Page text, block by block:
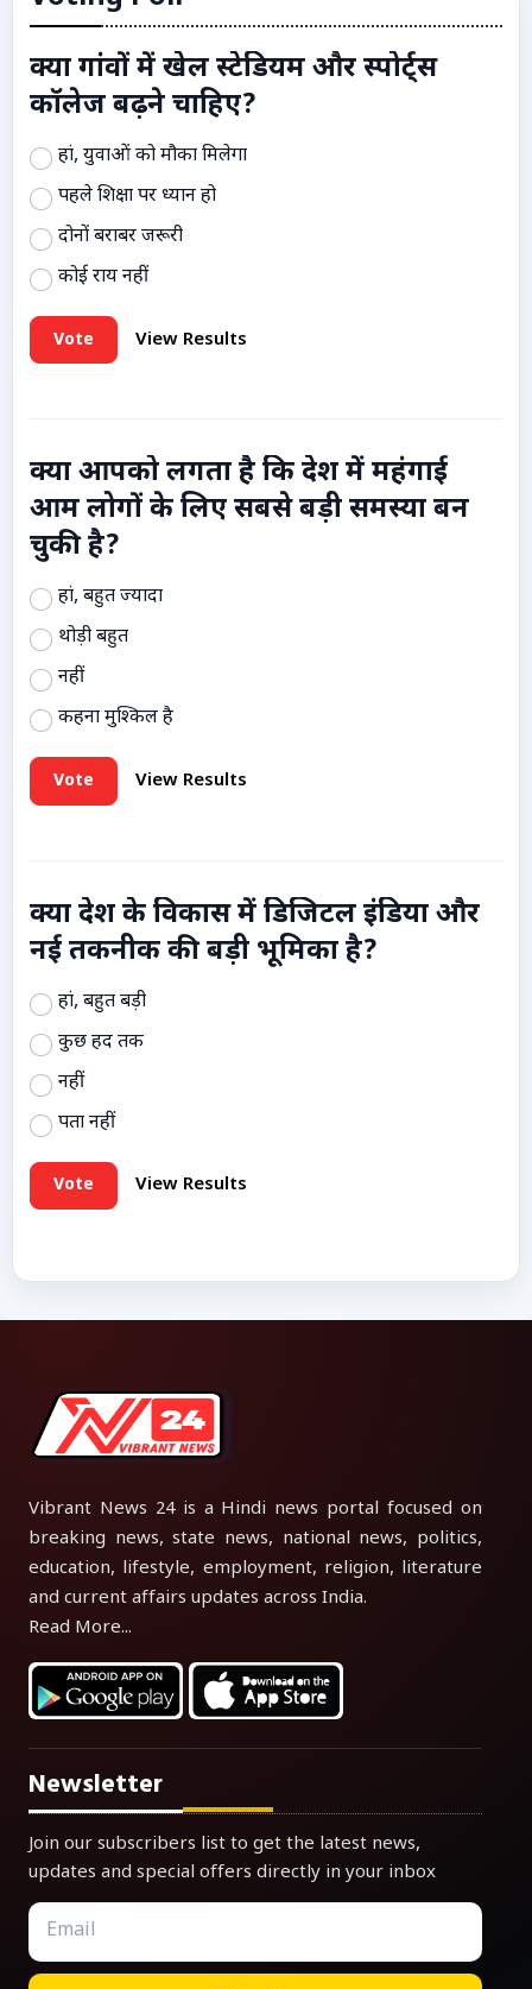
क्या गांवों में खेल स्टेडियम और स्पोर्ट्स
कॉलेज बढ़ने चाहिए?
हां, युवाओं को मौका मिलेगा
पहले शिक्षा पर ध्यान हो
दोनों बराबर जरूरी
कोई राय नहीं
Vote View Results
क्या आपको लगता है कि देश में महंगाई
आम लोगों के लिए सबसे बड़ी समस्या बन
चुकी है?
हां, बहुत ज्यादा
थोड़ी बहुत
नहीं
कहना मुश्किल है
Vote View Results
क्या देश के विकास में डिजिटल इंडिया और
नई तकनीक की बड़ी भूमिका है?
हां, बहुत बड़ी
कुछ हद तक
नहीं
पता नहीं
Vote View Results
Vibrant News 24 is a Hindi news portal focused on
breaking news, state news, national news, politics,
education, lifestyle, employment, religion, literature
and current affairs updates across India.
Read More...
Newsletter
Join our subscribers list to get the latest news,
updates and special offers directly in your inbox